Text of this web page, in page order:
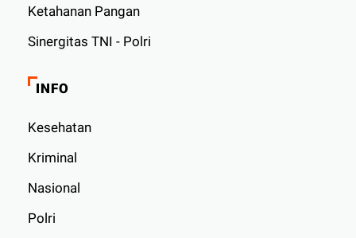
Ketahanan Pangan
Sinergitas TNI - Polri
INFO
Kesehatan
Kriminal
Nasional
Polri